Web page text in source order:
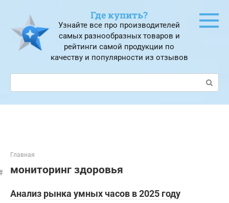
контенту
Где купить?
Узнайте все про производителей
самых разнообразных товаров и
рейтинги самой продукции по
качеству и популярности из отзывов
Поиск:
Главная
мониторинг здоровья
Анализ рынка умных часов в 2025 году